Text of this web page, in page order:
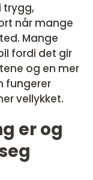
trygg,
når mange
Mange
fordi det gir
og en mer
fungerer
vellykket.
er og